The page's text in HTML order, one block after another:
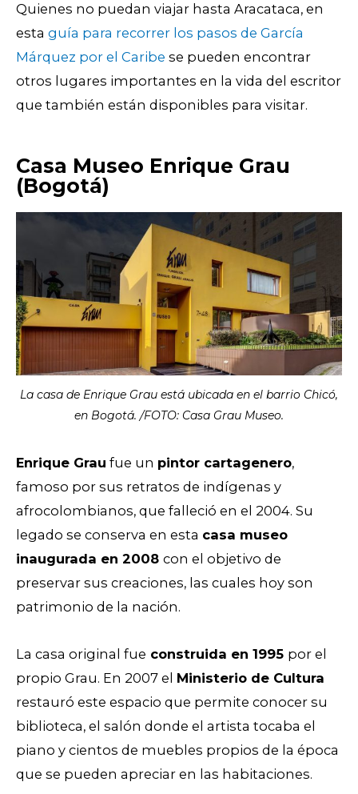
Quienes no puedan viajar hasta Aracataca, en
esta guía para recorrer los pasos de García
Márquez por el Caribe se pueden encontrar
otros lugares importantes en la vida del escritor
que también están disponibles para visitar.
Casa Museo Enrique Grau
(Bogotá)
La casa de Enrique Grau está ubicada en el barrio Chicó,
en Bogotá. /FOTO: Casa Grau Museo.
Enrique Grau fue un pintor cartagenero,
famoso por sus retratos de indígenas y
afrocolombianos, que falleció en el 2004. Su
legado se conserva en esta casa museo
inaugurada en 2008 con el objetivo de
preservar sus creaciones, las cuales hoy son
patrimonio de la nación.
La casa original fue construida en 1995 por el
propio Grau. En 2007 el Ministerio de Cultura
restauró este espacio que permite conocer su
biblioteca, el salón donde el artista tocaba el
piano y cientos de muebles propios de la época
que se pueden apreciar en las habitaciones.